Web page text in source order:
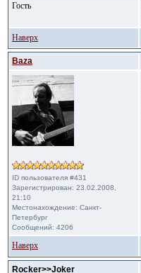
Гость
Наверх
Baza
ID пользователя #431
Зарегистрирован: 23.02.2008,
21:10
Местонахождение: Санкт-
Петербург
Сообщений: 4206
Наверх
Rocker>>Joker